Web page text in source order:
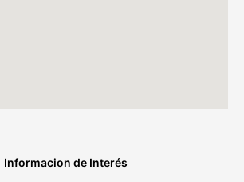
Informacion de Interés